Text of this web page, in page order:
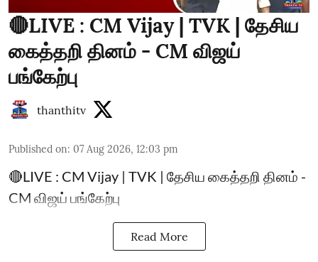
🔴LIVE : CM Vijay | TVK | தேசிய
கைத்தறி தினம் - CM விஜய்
பங்கேற்பு
thanthitv
Published on: 07 Aug 2026, 12:03 pm
🔴LIVE : CM Vijay | TVK | தேசிய கைத்தறி தினம் -
CM விஜய் பங்கேற்பு
Read More